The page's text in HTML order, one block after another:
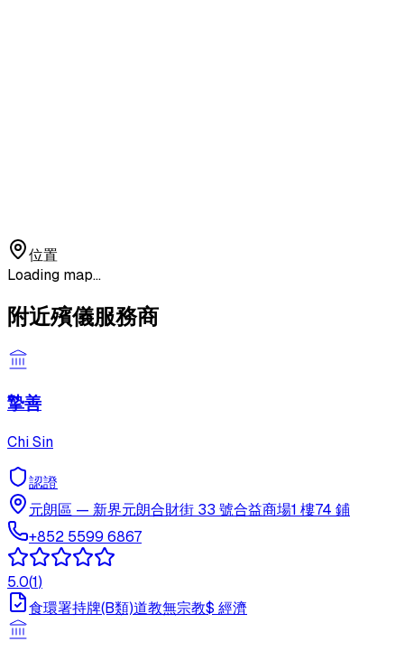
位置
Loading map...
附近殯儀服務商
摯善
Chi Sin
認證
元朗區 — 新界元朗合財街 33 號合益商場1 樓74 鋪
+852 5599 6867
5.0(1)
食環署持牌(B類)道教無宗教$ 經濟